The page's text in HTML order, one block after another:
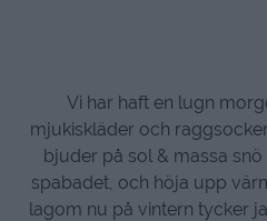
Vi har haft en lugn
mjukiskläder och
bjuder på sol & massa
spabadet, och höja upp
lagom nu på vintern tycker